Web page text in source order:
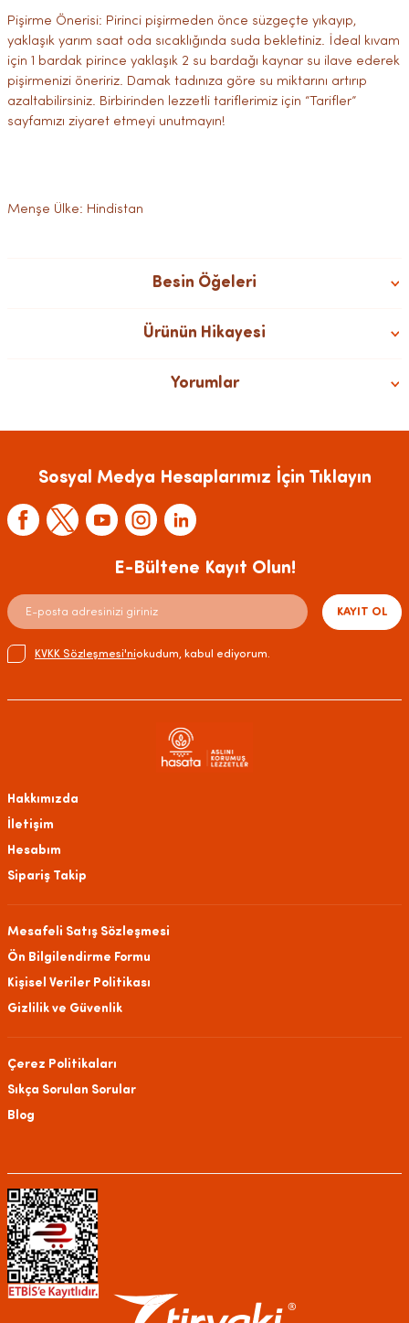
Pişirme Önerisi: Pirinci pişirmeden önce süzgeçte yıkayıp,
yaklaşık yarım saat oda sıcaklığında suda bekletiniz. İdeal kıvam
için 1 bardak pirince yaklaşık 2 su bardağı kaynar su ilave ederek
pişirmenizi öneririz. Damak tadınıza göre su miktarını artırıp
azaltabilirsiniz. Birbirinden lezzetli tariflerimiz için “Tarifler”
sayfamızı ziyaret etmeyi unutmayın!
Menşe Ülke: Hindistan
Besin Öğeleri
Ürünün Hikayesi
Yorumlar
Sosyal Medya Hesaplarımız İçin Tıklayın
E-Bültene Kayıt Olun!
KAYIT OL
KVKK Sözleşmesi'niokudum, kabul ediyorum.
Hakkımızda
İletişim
Hesabım
Sipariş Takip
Mesafeli Satış Sözleşmesi
Ön Bilgilendirme Formu
Kişisel Veriler Politikası
Gizlilik ve Güvenlik
Çerez Politikaları
Sıkça Sorulan Sorular
Blog